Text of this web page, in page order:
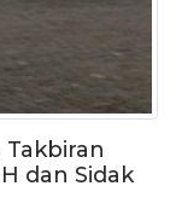
dan Sidak